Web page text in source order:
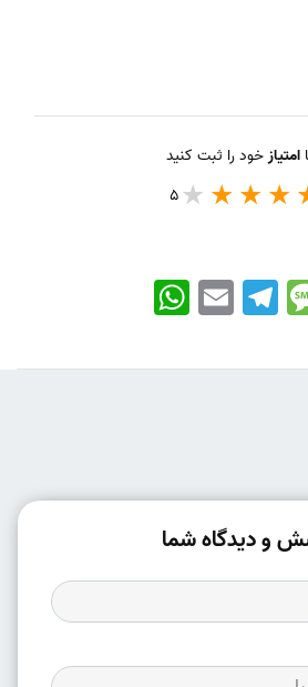
امتیازخود را ثبت کنید
5
WhatsApp EmailTelegram
و دیدگاه شما